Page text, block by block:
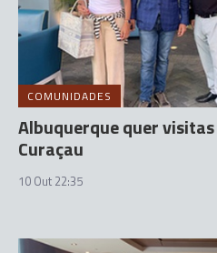
COMUNIDADES
Albuquerque quer
Curaçau
10 Out 22:35